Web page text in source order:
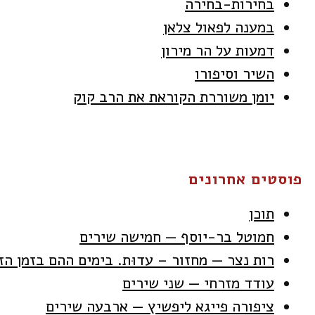
במענה לפאול צלאן
דמעות על הר מירון
השיר וסיפורו
יומן משוררת הקוראת את הרב קוק
פוסטים אחרונים
תוכן
חמוטל בר-יוסף — חמישה שירים
רות נצר — מחזור – עדוּת. בימים ההם בזמן
עודד מזרחי — שני שירים
ציפורה פייגא ליפשיץ — ארבעה שירים